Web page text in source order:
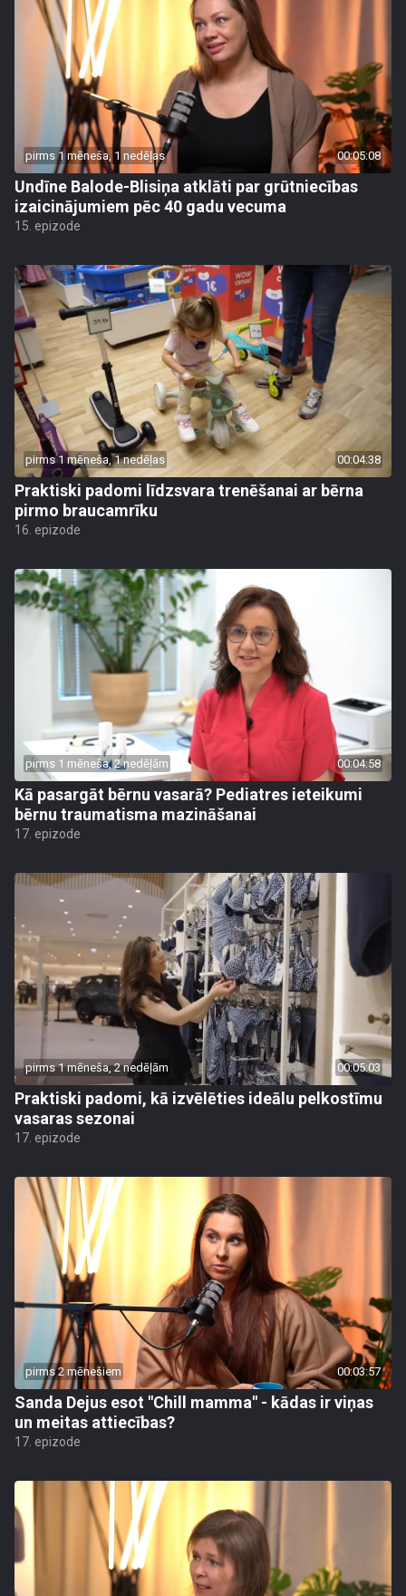
pirms 1 mēneša, 1 nedēļas 00:05:08
Undīne Balode-Blisiņa atklāti par grūtniecības
izaicinājumiem pēc 40 gadu vecuma
15. epizode
pirms 1 mēneša, 1 nedēļas 00:04:38
Praktiski padomi līdzsvara trenēšanai ar bērna
pirmo braucamrīku
16. epizode
pirms 1 mēneša, 2 nedēļām 00:04:58
Kā pasargāt bērnu vasarā? Pediatres ieteikumi
bērnu traumatisma mazināšanai
17. epizode
pirms 1 mēneša, 2 nedēļām 00:05:03
Praktiski padomi, kā izvēlēties ideālu pelkostīmu
vasaras sezonai
17. epizode
pirms 2 mēnešiem 00:03:57
Sanda Dejus esot "Chill mamma" - kādas ir viņas
un meitas attiecības?
17. epizode